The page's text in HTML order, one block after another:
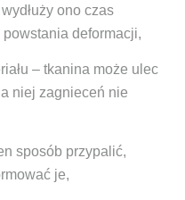
ono czas
deformacji,
– tkanina może ulec
niej zagnieceń nie
sposób przypalić,
je,